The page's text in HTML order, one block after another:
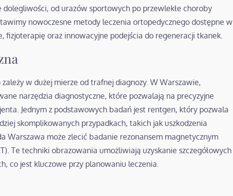
od urazów sportowych po przewlekłe choroby
nowoczesne metody leczenia ortopedycznego dostępne w
fizjoterapię oraz innowacyjne podejścia do regeneracji tkanek.
w dużej mierze od trafnej diagnozy. W Warszawie,
narzędzia diagnostyczne, które pozwalają na precyzyjne
Jednym z podstawowych badań jest rentgen, który pozwala
skomplikowanych przypadkach, takich jak uszkodzenia
Warszawa może zlecić badanie rezonansem magnetycznym
Te techniki obrazowania umożliwiają uzyskanie szczegółowych
co jest kluczowe przy planowaniu leczenia.